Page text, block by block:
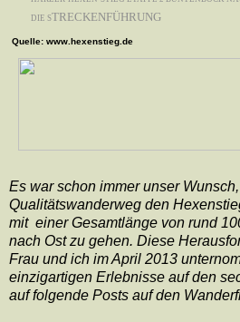
DIE STRECKENFÜHRUNG
Quelle: www.hexenstieg.de
Es war schon immer unser
Qualitätswanderweg den
mit einer Gesamtlänge von rund
nach Ost zu gehen. Diese
Frau und ich im April 2013
einzigartigen Erlebnisse auf den
auf folgende Posts auf den